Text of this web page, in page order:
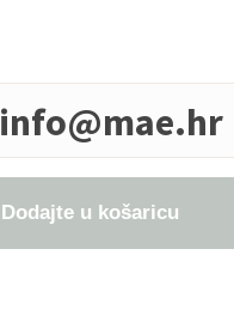
info@mae.hr
Dodajte u košaricu